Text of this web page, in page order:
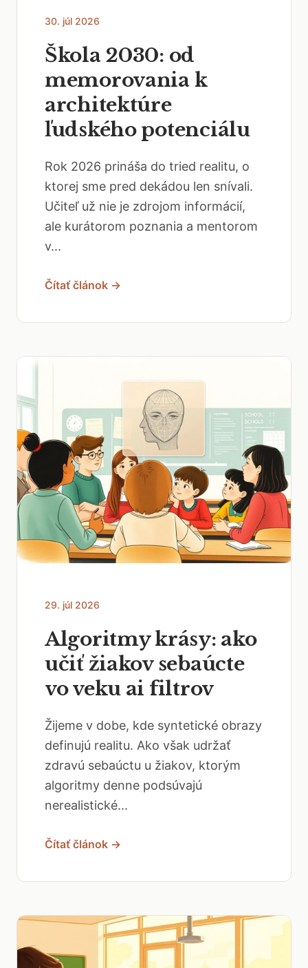
30. júl 2026
Škola 2030: od
memorovania k
architektúre
ľudského potenciálu
Rok 2026 prináša do tried realitu, o
ktorej sme pred dekádou len snívali.
Učiteľ už nie je zdrojom informácií,
ale kurátorom poznania a mentorom
v...
Čítať článok →
29. júl 2026
Algoritmy krásy: ako
učiť žiakov sebaúcte
vo veku ai filtrov
Žijeme v dobe, kde syntetické obrazy
definujú realitu. Ako však udržať
zdravú sebaúctu u žiakov, ktorým
algoritmy denne podsúvajú
nerealistické...
Čítať článok →